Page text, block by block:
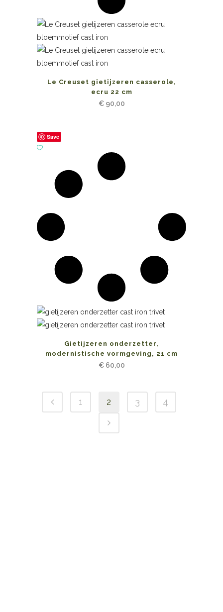
Le Creuset gietijzeren casserole,
ecru 22 cm
€90,00
Save
Gietijzeren onderzetter,
modernistische vormgeving, 21 cm
€60,00
1 2 3 4